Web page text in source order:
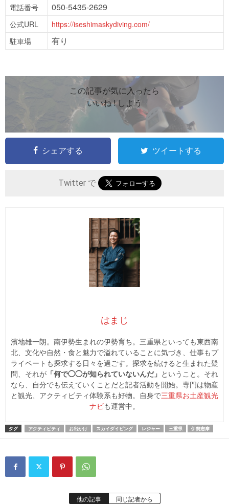
電話番号
050-5435-2629
公式URL
https://iseshimaskydiving.com/
駐車場
有り
この記事が気に入ったら
いいね ! しよう
シェアする ツイートする
Twitter で
はまじ
濱地雄一朗。南伊勢生まれの伊勢育ち。三重県といっても東西南
北、文化や自然・食と魅力で溢れていることに気づき、仕事もプ
ライベートも探求する日々を過ごす。探求を続けると生まれた疑
問、それが 「何で◯◯が知られていないんだ」 ということ。それ
なら、自分でも伝えていくことだと記者活動を開始。専門は物産
と観光、アクティビティ体験系も好物。自身で三重県お土産観光
ナビも運営中。
タグ アクティビティ お出かけ スカイダイビング レジャー 三重県 伊勢志摩
他の記事 同じ記者から